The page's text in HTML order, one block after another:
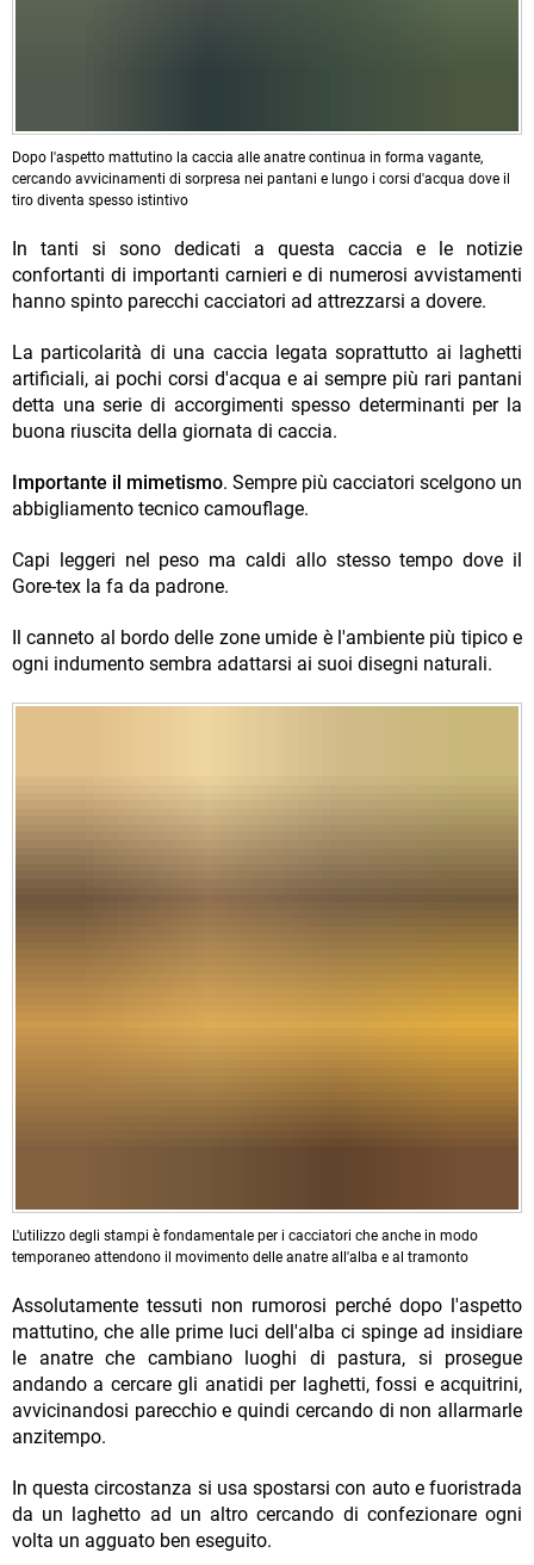
Dopo l'aspetto mattutino la caccia alle anatre continua in forma vagante,
cercando avvicinamenti di sorpresa nei pantani e lungo i corsi d'acqua dove il
tiro diventa spesso istintivo
In tanti si sono dedicati a questa caccia e le notizie
confortanti di importanti carnieri e di numerosi avvistamenti
hanno spinto parecchi cacciatori ad attrezzarsi a dovere.
La particolarità di una caccia legata soprattutto ai laghetti
artificiali, ai pochi corsi d'acqua e ai sempre più rari pantani
detta una serie di accorgimenti spesso determinanti per la
buona riuscita della giornata di caccia.
Importante il mimetismo. Sempre più cacciatori scelgono un
abbigliamento tecnico camouflage.
Capi leggeri nel peso ma caldi allo stesso tempo dove il
Gore-tex la fa da padrone.
Il canneto al bordo delle zone umide è l'ambiente più tipico e
ogni indumento sembra adattarsi ai suoi disegni naturali.
L'utilizzo degli stampi è fondamentale per i cacciatori che anche in modo
temporaneo attendono il movimento delle anatre all'alba e al tramonto
Assolutamente tessuti non rumorosi perché dopo l'aspetto
mattutino, che alle prime luci dell'alba ci spinge ad insidiare
le anatre che cambiano luoghi di pastura, si prosegue
andando a cercare gli anatidi per laghetti, fossi e acquitrini,
avvicinandosi parecchio e quindi cercando di non allarmarle
anzitempo.
In questa circostanza si usa spostarsi con auto e fuoristrada
da un laghetto ad un altro cercando di confezionare ogni
volta un agguato ben eseguito.